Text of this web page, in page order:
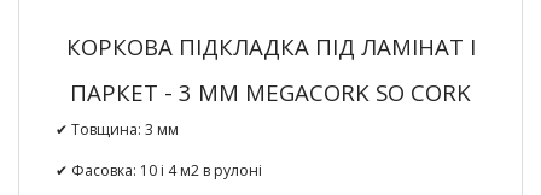
КОРКОВА ПІДКЛАДКА ПІД ЛАМІНАТ І
ПАРКЕТ - 3 ММ MEGACORK SO CORK
✔ Товщина: 3 мм
✔ Фасовка: 10 і 4 м2 в рулоні